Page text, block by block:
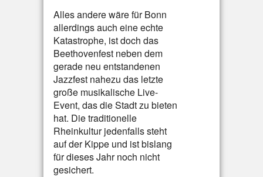
Alles andere wäre für Bonn
allerdings auch eine echte
Katastrophe, ist doch das
Beethovenfest neben dem
gerade neu entstandenen
Jazzfest nahezu das letzte
große musikalische Live-
Event, das die Stadt zu bieten
hat. Die traditionelle
Rheinkultur jedenfalls steht
auf der Kippe und ist bislang
für dieses Jahr noch nicht
gesichert.